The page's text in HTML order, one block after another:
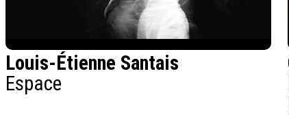
Louis-Étienne Santais
Espace